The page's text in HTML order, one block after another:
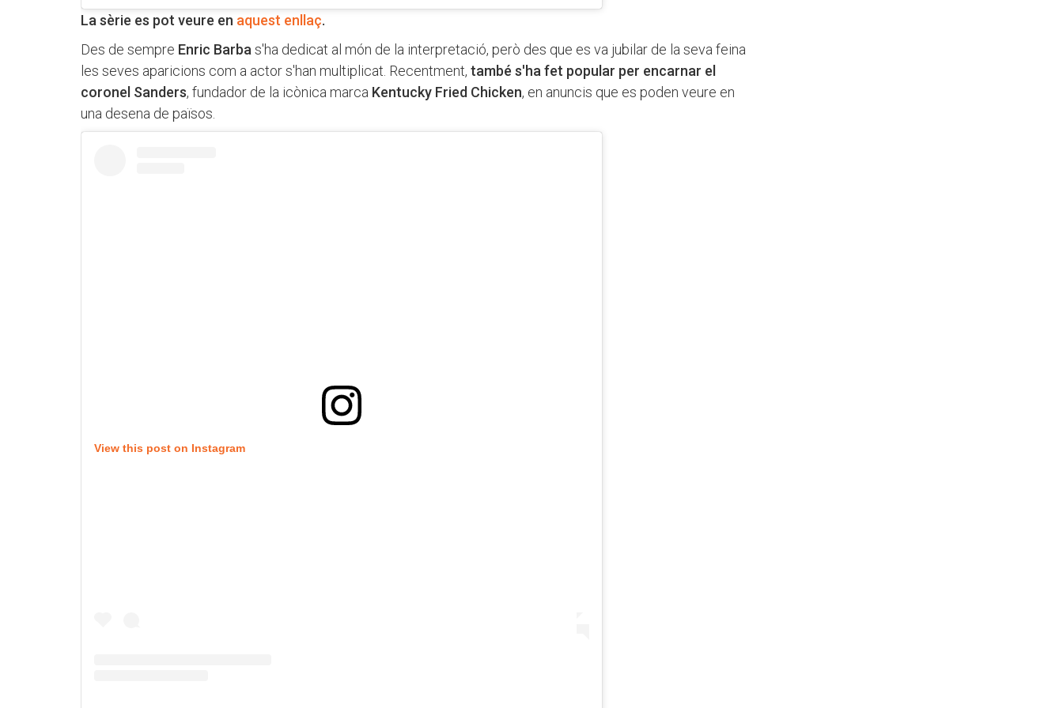
La sèrie es pot veure en aquest enllaç.
Des de sempre Enric Barba s'ha dedicat al món de la interpretació, però des que es va jubilar de la seva feina
les seves aparicions com a actor s'han multiplicat. Recentment, també s'ha fet popular per encarnar el
coronel Sanders, fundador de la icònica marca Kentucky Fried Chicken, en anuncis que es poden veure en
una desena de països.
View this post on Instagram